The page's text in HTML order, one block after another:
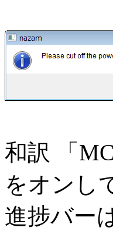
和訳 「
をオンし
進捗バー